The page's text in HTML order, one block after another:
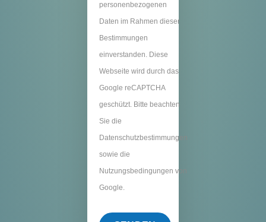
personenbezogenen
Daten im Rahmen dieser
Bestimmungen
einverstanden. Diese
Webseite wird durch das
Google reCAPTCHA
geschützt. Bitte beachten
Sie die
Datenschutzbestimmungen
sowie die
Nutzungsbedingungen von
Google.